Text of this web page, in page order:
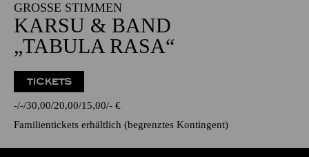
GROSSE STIMMEN
KARSU & BAND
„TABULA RASA“
TICKETS
- - 30,00 20,00 15,00 - €
Familientickets erhältlich (begrenztes Kontingent)